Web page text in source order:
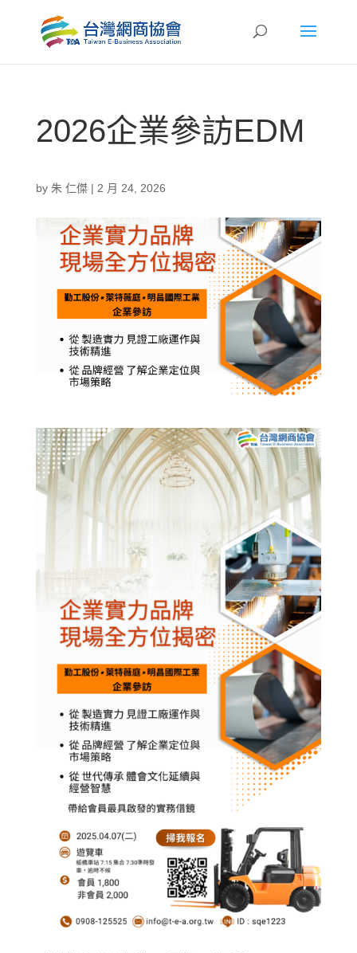
2026企業參訪EDM
by 朱 仁傑| 2 月 24, 2026